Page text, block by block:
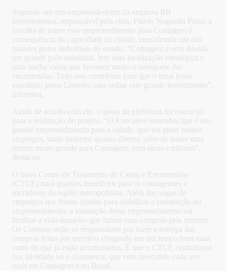
Segundo um dos empreendedores da empresa BII
Investimentos, responsável pela obra, Flávio Nogueira Pinto, a
escolha de trazer esse empreendimento para Contagem é
consequência da capacidade da cidade, considerada um dos
maiores polos industriais do estado. “Contagem é sem dúvida
um grande polo industrial, tem uma localização estratégica e
uma malha viária que favorece muito o transporte das
encomendas. Tudo isso contribuiu para que o local fosse
escolhido pelos Correios para sediar este grande investimento”,
informou.
Ainda de acordo com ele, o apoio da prefeitura foi essencial
para a realização do projeto. “O Executivo entendeu que é um
grande empreendimento para a cidade, que vai gerar muitos
empregos, tanto indiretos quanto diretos, além de trazer uma
receita muito grande para Contagem, com taxas e tributos”,
destacou.
O novo Centro de Tratamento de Cartas e Encomendas
(CTCE) trará grandes benefícios para os contagenses e
moradores da região metropolitana. Além das vagas de
empregos que foram criadas para viabilizar a construção do
empreendimento, a instalação desse empreendimento vai
facilitar a vida daqueles que fazem suas compras pela internet.
Os Correios serão os responsáveis por fazer a entrega das
compras feitas por terceiros chegando em um tempo bem mais
curto do que já estão acostumados. É que o CTCE centralizará
sua atividade no e-commerce, que vem crescendo cada vez
mais em Contagem e no Brasil.